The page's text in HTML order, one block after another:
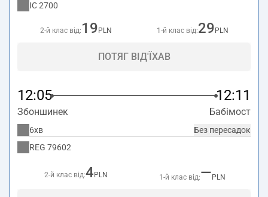
IC2700
2-й клас від: 19 PLN 1-й клас від:29 PLN
ПОТЯГ ВІД'ЇХАВ
12:05 12:11
Збоншинек Бабімост
Без пересадок
6хв
REG 79602
2-й клас від:4 PLN 1-й клас від:— PLN